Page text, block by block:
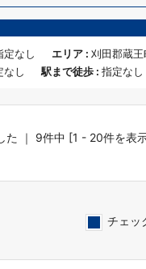
定なし エリア : 刈田郡蔵王
なし
駅まで徒歩 : 指定なし
た ｜ 9件中 [1 - 20件を表
チェッ